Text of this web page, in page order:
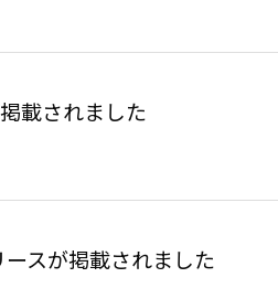
載されました
スが掲載されました